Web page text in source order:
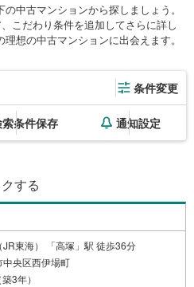
中古マンションから探しましょう。
こだわり条件を追加してさらに詳し
想の中古マンションに出会えます。
条件変更
条件保存 通知設定
する
東海） 「高塚」駅 徒歩36分
央区西伊場町
3年）